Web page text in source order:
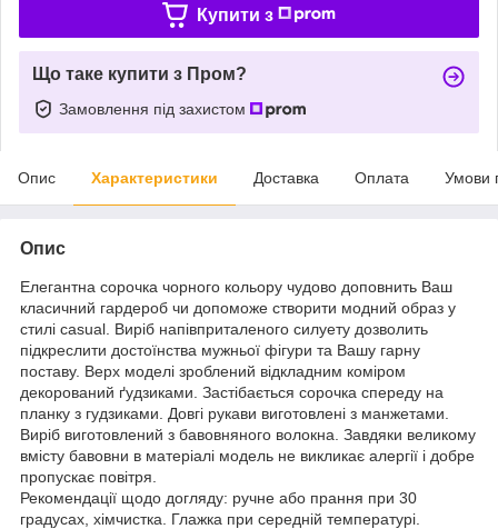
Купити з
Що таке купити з Пром?
Замовлення під захистом
Опис Характеристики Доставка Оплата Умови
Опис
Елегантна сорочка чорного кольору чудово доповнить Ваш
класичний гардероб чи допоможе створити модний образ у
стилі casual. Виріб напівприталеного силуету дозволить
підкреслити достоїнства мужньої фігури та Вашу гарну
поставу. Верх моделі зроблений відкладним коміром
декорований ґудзиками. Застібається сорочка спереду на
планку з гудзиками. Довгі рукави виготовлені з манжетами.
Виріб виготовлений з бавовняного волокна. Завдяки великому
вмісту бавовни в матеріалі модель не викликає алергії і добре
пропускає повітря.
Рекомендації щодо догляду: ручне або прання при 30
градусах, хімчистка. Глажка при середній температурі.